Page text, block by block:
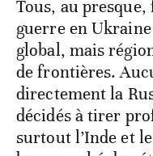
Tous, au
guerre en
global, mais
de frontières.
directement la
décidés à tirer
surtout l’Inde et